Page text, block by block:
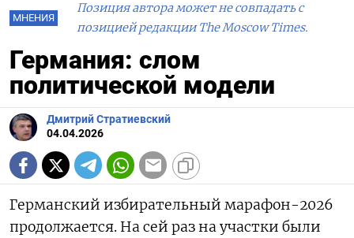
МНЕНИЯ
Позиция автора может не совпадать с
позицией редакции The Moscow Times.
Германия: слом
политической модели
Дмитрий Стратиевский
04.04.2026
Германский избирательный марафон-2026
продолжается. На сей раз на участки были